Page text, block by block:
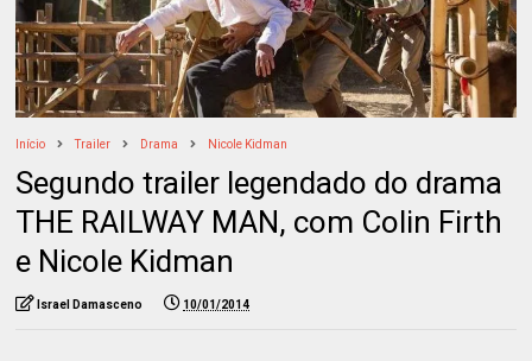
Início Trailer Drama Nicole Kidman
Segundo trailer legendado do drama
THE RAILWAY MAN, com Colin Firth
e Nicole Kidman
Israel Damasceno 10/01/2014